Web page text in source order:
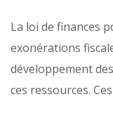
La loi de finances
exonérations
développement
ces ressources.